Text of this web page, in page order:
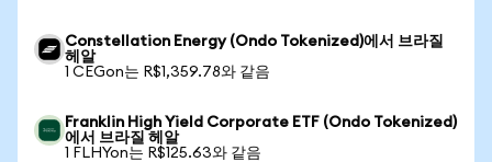
Constellation Energy (Ondo Tokenized)에서 브라질
헤알
1 CEGon는 R$1,359.78와 같음
Franklin High Yield Corporate ETF (Ondo Tokenized)
에서 브라질 헤알
1 FLHYon는 R$125.63와 같음